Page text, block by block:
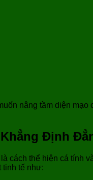
nâng tầm diện
Định
cách thể hiện cá
tinh tế như: